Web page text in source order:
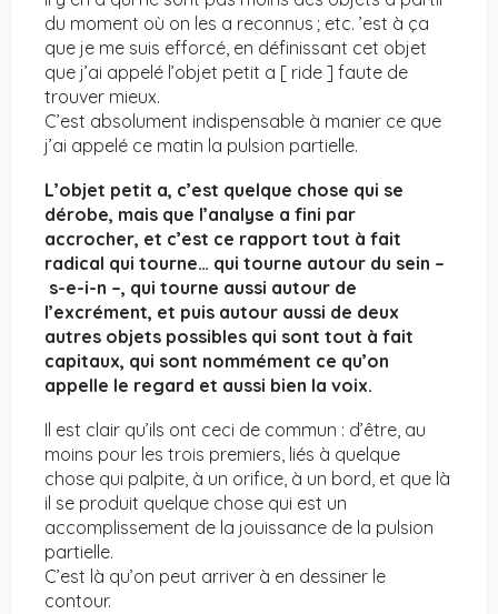
du moment où on les a reconnus ; etc. ’est à ça
que je me suis efforcé, en définissant cet objet
que j’ai appelé l’objet petit a [ ride ] faute de
trouver mieux.
C’est absolument indispensable à manier ce que
j’ai appelé ce matin la pulsion partielle.
L’objet petit a, c’est quelque chose qui se
dérobe, mais que l’analyse a fini par
accrocher, et c’est ce rapport tout à fait
radical qui tourne… qui tourne autour du sein –
s-e-i-n –, qui tourne aussi autour de
l’excrément, et puis autour aussi de deux
autres objets possibles qui sont tout à fait
capitaux, qui sont nommément ce qu’on
appelle le regard et aussi bien la voix.
Il est clair qu’ils ont ceci de commun : d’être, au
moins pour les trois premiers, liés à quelque
chose qui palpite, à un orifice, à un bord, et que là
il se produit quelque chose qui est un
accomplissement de la jouissance de la pulsion
partielle.
C’est là qu’on peut arriver à en dessiner le
contour.